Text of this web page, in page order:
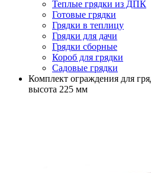
Теплые грядки из ДПК
Готовые грядки
Грядки в теплицу
Грядки для дачи
Грядки сборные
Короб для грядки
Садовые грядки
Комплект ограждения для
высота 225 мм